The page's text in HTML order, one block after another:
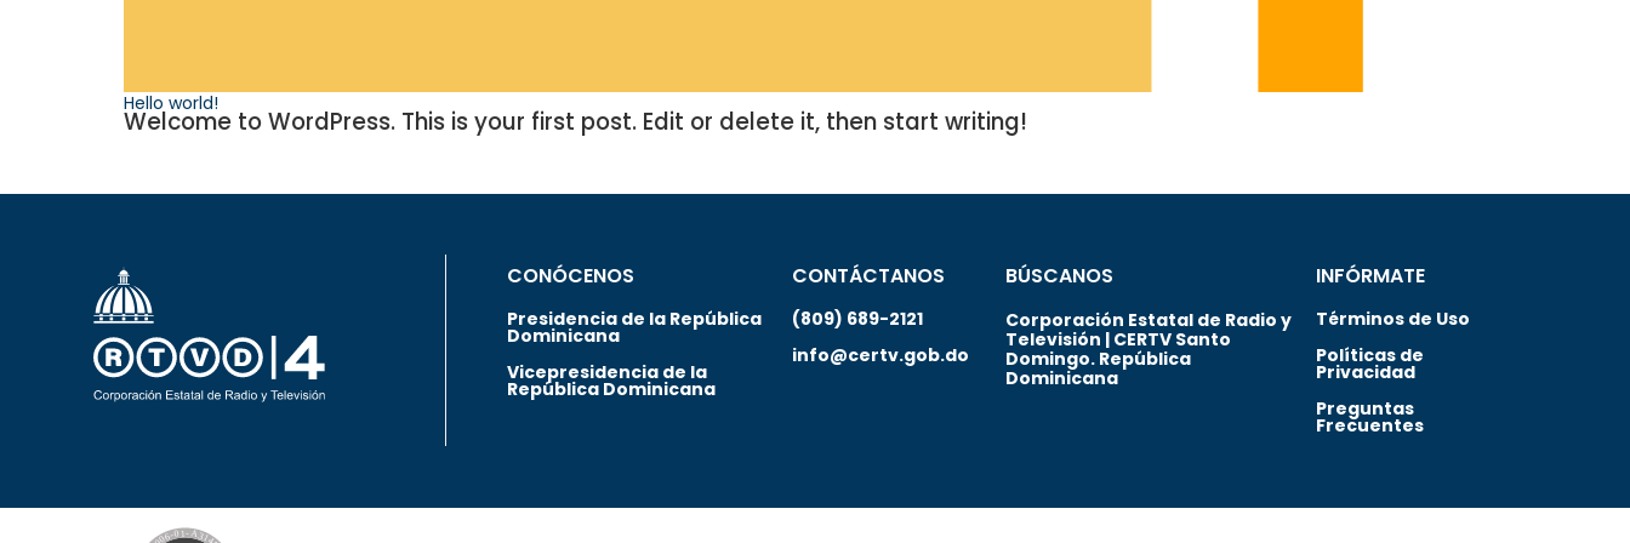
Hello world!
Welcome to WordPress. This is your first post. Edit or delete it, then start writing!
CONÓCENOS
Presidencia de la República
Dominicana
Vicepresidencia de la
República Dominicana
CONTÁCTANOS
(809) 689-2121
info@certv.gob.do
BÚSCANOS
Corporación Estatal de Radio y
Televisión | CERTV Santo
Domingo. República
Dominicana
INFÓRMATE
Términos de Uso
Políticas de
Privacidad
Preguntas
Frecuentes